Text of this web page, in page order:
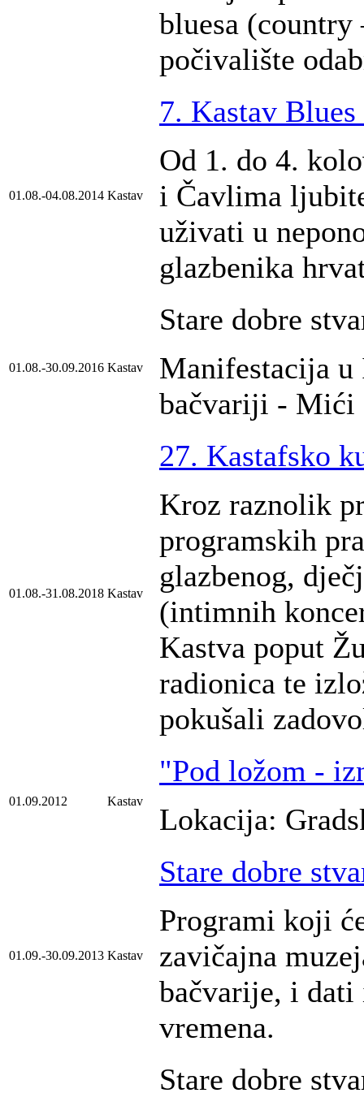
bluesa
počivalište
01.08.-04.08.2014 Kastav
7. Kastav
Od 1. do 4.
i Čavlima
uživati u
glazbenika
01.08.-30.09.2016 Kastav
Stare dobre
Manifestacija
bačvariji - Mići
01.08.-31.08.2018 Kastav
27. Kastafsko
Kroz raznolik
programskih
glazbenog,
(intimnih
Kastva poput
radionica te
pokušali
01.09.2012 Kastav
"Pod ložom -
Lokacija:
01.09.-30.09.2013 Kastav
Stare dobre
Programi koji
zavičajna
bačvarije, i
vremena.
Stare dobre